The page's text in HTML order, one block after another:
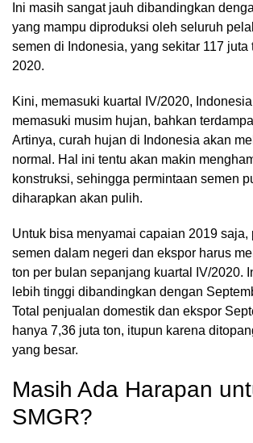
Ini masih sangat jauh dibandingkan
yang mampu diproduksi oleh seluruh
semen di Indonesia, yang sekitar 117 juta
2020.
Kini, memasuki kuartal IV/2020,
memasuki musim hujan, bahkan
Artinya, curah hujan di Indonesia akan
normal. Hal ini tentu akan makin
konstruksi, sehingga permintaan semen
diharapkan akan pulih.
Untuk bisa menyamai capaian 2019 saja,
semen dalam negeri dan ekspor harus
ton per bulan sepanjang kuartal IV/2020.
lebih tinggi dibandingkan dengan
Total penjualan domestik dan ekspor
hanya 7,36 juta ton, itupun karena
yang besar.
Masih Ada Harapan
SMGR?